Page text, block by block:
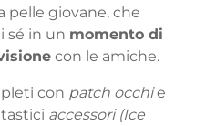
pelle giovane, che
sé in un momento di
con le amiche.
con patch occhie
accessori (Ice